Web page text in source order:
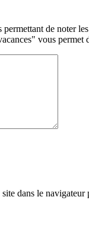
de noter
vous
dans le